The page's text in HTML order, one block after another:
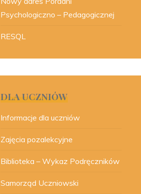
Psychologiczno – Pedagogicznej
RESQL
DLA UCZNIÓW
Informacje dla uczniów
Zajęcia pozalekcyjne
Biblioteka – Wykaz Podręczników
Samorząd Uczniowski